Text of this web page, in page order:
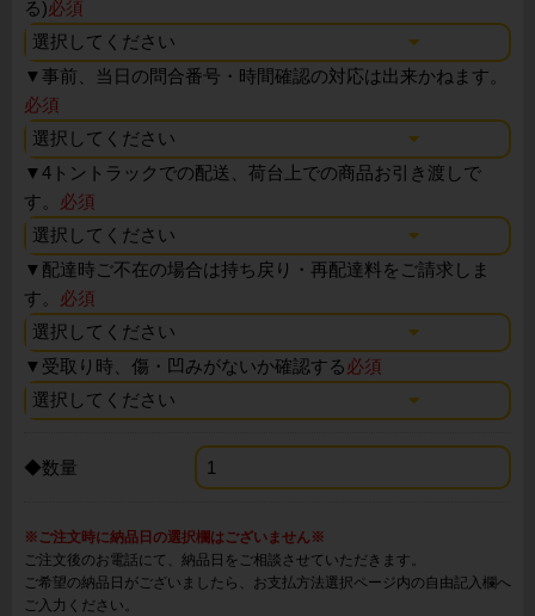
る)必須
▼事前、当日の問合番号・時間確認の対応は出来かねます。
必須
▼4トントラックでの配送、荷台上での商品お引き渡しで
す。 必須
▼ 配達時ご不在の場合は持ち戻り・再配達料をご請求しま
す。 必須
▼ 受取り時、傷・凹みがないか確認する必須
◆数量
※ご注文時に納品日の選択欄はございません※
ご注文後のお電話にて、納品日をご相談させていただきます。
ご希望の納品日がございましたら、お支払方法選択ページ内の自由記入欄へ
ご入力ください。